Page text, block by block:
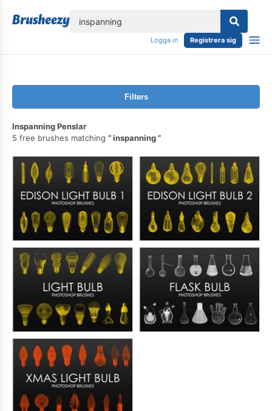
Logga in Registrera sig
Filters
Inspanning Penslar
5 free brushes matching
inspanning